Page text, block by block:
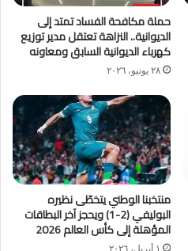
حملة مكافحة الفساد تمتد إلى
الديوانية.. النزاهة تعتقل مدير توزيع
كهرباء الديوانية السابق ومعاونه
٢٨ يونيو، ٢٠٢٦
منتخبنا الوطني يتخطّى نظيره
البوليفي (2-1) ويحجز آخر البطاقات
المؤهلة إلى كأس العالم 2026
١ أبريل، ٢٠٢٦